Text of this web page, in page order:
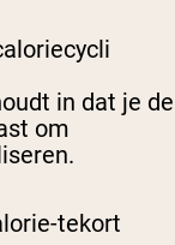
in dat je de
om
tekort